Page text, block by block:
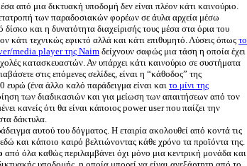
από μια δικτυακή υποδομή δεν είναι πλέον κάτι καινούριο.
των παραδοσιακών φορέων σε άυλα αρχεία μέσω
και η δυνατότητα διαχείρισής τους μέσα στα όρια του
κάτι τεχνικώς εφικτό αλλά και κάτι επιθυμητό. Λύσεις όπως το
media player της Naimδείχνουν σαφώς μια τάση η οποία έχει
κατασκευαστών. Αν υπάρχει κάτι καινούριο σε συστήματα
στις επόμενες σελίδες, είναι η “κάθοδος” της
ευρώ (ένα άλλο καλό παράδειγμα είναι και το μίνι της
των διαδικασιών και για μείωση των απαιτήσεων από τον
κανείς ότι θα είναι κάποιος power user που παίζει την
δάκτυλα.
αυτού του δόγματος. Η εταιρία ακολουθεί από κοντά τις
και κάποιο καιρό βελτιώνοντας κάθε χρόνο τα προϊόντα της.
από όλα καθώς περιλαμβάνει όχι μόνο μια κεντρική μονάδα και